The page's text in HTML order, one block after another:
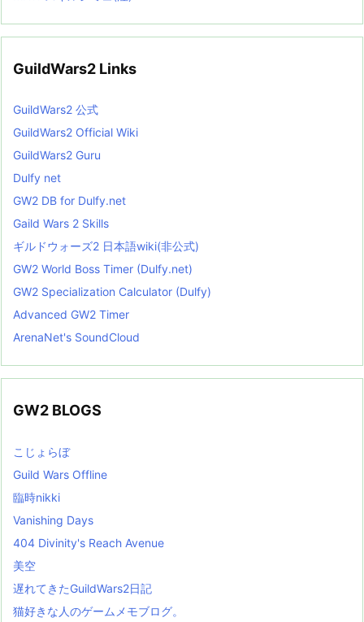
GuildWars2 Links
GuildWars2 公式
GuildWars2 Official Wiki
GuildWars2 Guru
Dulfy net
GW2 DB for Dulfy.net
Gaild Wars 2 Skills
ギルドウォーズ2 日本語wiki(非公式)
GW2 World Boss Timer (Dulfy.net)
GW2 Specialization Calculator (Dulfy)
Advanced GW2 Timer
ArenaNet's SoundCloud
GW2 BLOGS
こじょらぼ
Guild Wars Offline
臨時nikki
Vanishing Days
404 Divinity's Reach Avenue
美空
遅れてきたGuildWars2日記
猫好きな人のゲームメモブログ。